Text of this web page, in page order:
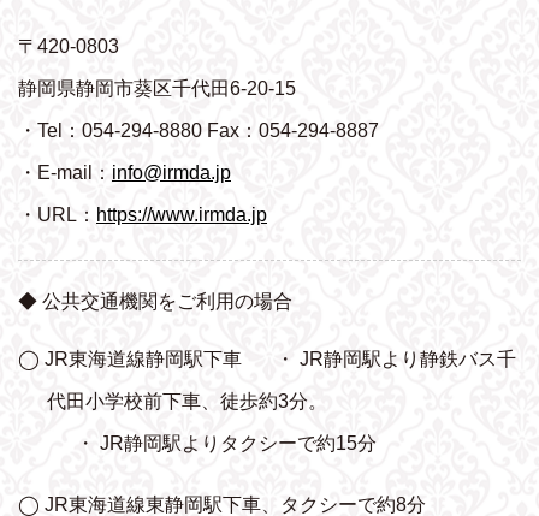
〒420-0803
静岡県静岡市葵区千代田6-20-15
・Tel：054-294-8880 Fax：054-294-8887
・E-mail： info@irmda.jp
・URL： https://www.irmda.jp
◆ 公共交通機関をご利用の場合
◯ JR東海道線静岡駅下車 ・ JR静岡駅より静鉄バス千
代田小学校前下車、 徒歩約3分。
・ JR静岡駅よりタクシーで約15分
◯ JR東海道線東静岡駅下車、タクシーで約8分